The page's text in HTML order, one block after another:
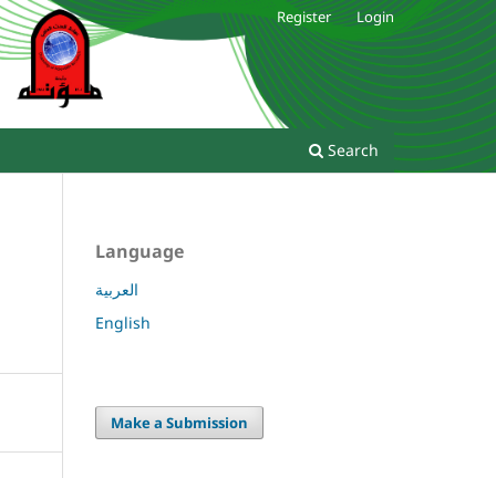
Search
Register Login
Language
العربية
English
Make a Submission